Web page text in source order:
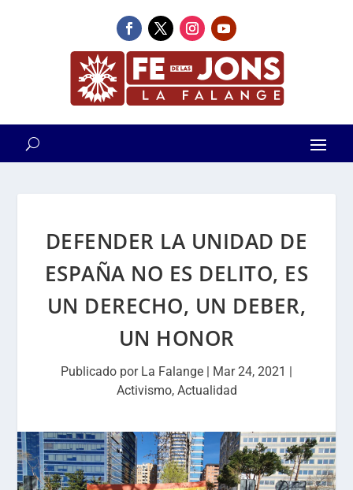
DEFENDER LA UNIDAD DE
ESPAÑA NO ES DELITO, ES
UN DERECHO, UN DEBER,
UN HONOR
Publicado por La Falange | Mar 24, 2021 |
Activismo, Actualidad